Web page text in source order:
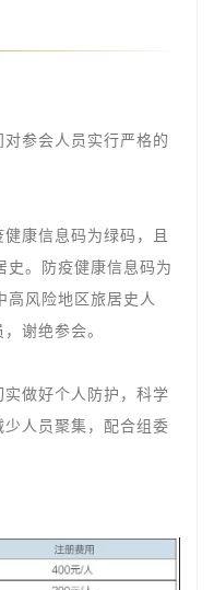
参会人员实行严格的
康信息码为绿码，且
史。防疫健康信息码为
高风险地区旅居史人
谢绝参会。
做好个人防护，科学
人员聚集，配合组委